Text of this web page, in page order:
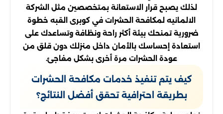
لذلك يصبح قرار الاستعانة بمتخصصين مثل الشركة
الالمانيه لمكافحة الحشرات في كوبرى القبه خطوة
ضرورية تمنحك بيئة أكثر راحة ونظافة وتساعدك على
استعادة إحساسك بالأمان داخل منزلك دون قلق من
عودة الحشرات مرة أخرى بشكل مفاجئ.
كيف يتم تنفيذ خدمات مكافحة الحشرات
بطريقة احترافية تحقق أفضل النتائج؟